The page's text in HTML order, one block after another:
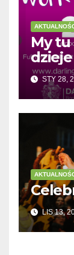
My tu
dzieje
STY 28,
LIS 13,